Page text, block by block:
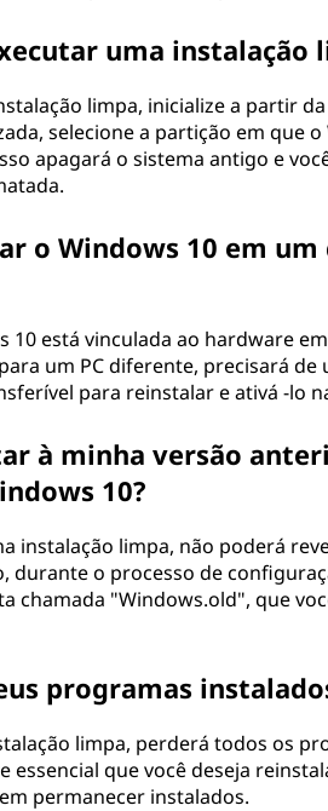
uma instalação
limpa, inicialize a partir
selecione a partição em que
apagará o sistema antigo e
o Windows 10 em
10 está vinculada ao hardware
um PC diferente, precisará
para reinstalar e ativá -lo
à minha versão
10?
instalação limpa, não poderá
durante o processo de
chamada "Windows.old", que
programas
limpa, perderá todos os
essencial que você deseja
permanecer instalados.